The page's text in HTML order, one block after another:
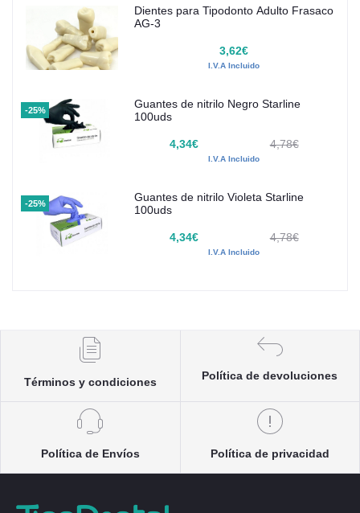
Dientes para Tipodonto Adulto Frasaco
AG-3
3,62€
I.V.A Incluido
-25%
Guantes de nitrilo Negro Starline
100uds
4,34€ 4,78€
I.V.A Incluido
-25%
Guantes de nitrilo Violeta Starline
100uds
4,34€ 4,78€
I.V.A Incluido
Términos y condiciones
Política de devoluciones
Política de Envíos Política de privacidad